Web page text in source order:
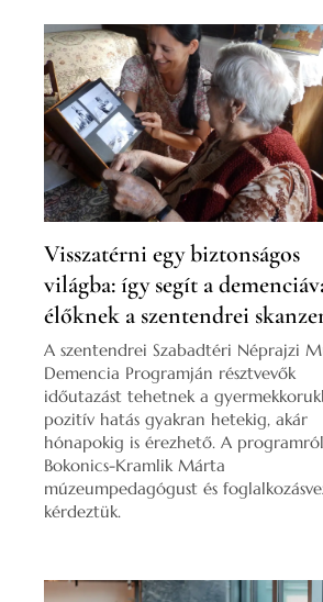
Visszatérni egy biztonságos
világba: így segít a
élőknek a szentendrei
A szentendrei Szabadtéri Néprajzi
Demencia Programján résztvevők
időutazást tehetnek a
pozitív hatás gyakran hetekig, akár
hónapokig is érezhető. A programról
Bokonics-Kramlik Márta
múzeumpedagógust és
kérdeztük.